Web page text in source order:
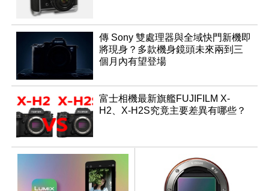
傳 Sony 雙處理器與全域快門新機即
將現身？多款機身鏡頭未來兩到三
個月內有望登場
富士相機最新旗艦FUJIFILM X-
H2、X-H2S究竟主要差異有哪些？